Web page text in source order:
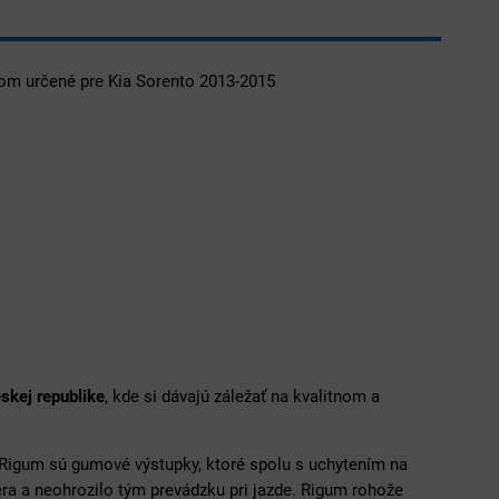
určené pre Kia Sorento 2013-2015
republike, kde si dávajú záležať na kvalitnom a
sú gumové výstupky, ktoré spolu s uchytením na
a neohrozilo tým prevádzku pri jazde. Rigum rohože